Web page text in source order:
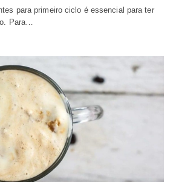
para primeiro ciclo é essencial para ter
Para…